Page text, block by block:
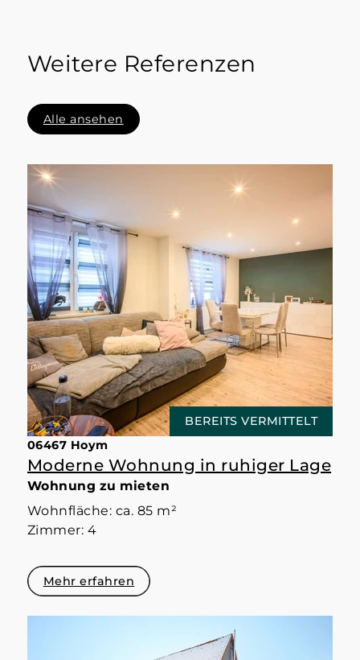
Weitere Referenzen
Alle ansehen
BEREITS VERMITTELT
06467 Hoym
Moderne Wohnung in ruhiger Lage
Wohnung zu mieten
Wohnfläche: ca. 85 m²
Zimmer: 4
Mehr erfahren